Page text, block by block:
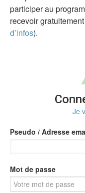
participer au
recevoir
d’infos).
Je
Pseudo / Adresse
Mot de passe